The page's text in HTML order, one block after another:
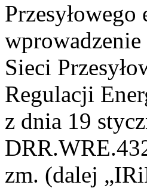
Sieci
Regulacji
z dnia 19
zm. (dalej